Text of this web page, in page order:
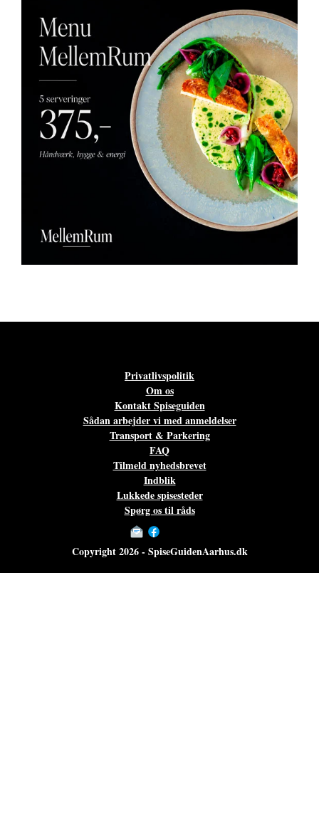
Privatlivspolitik
Om os
Kontakt Spiseguiden
Sådan arbejder vi med anmeldelser
Transport & Parkering
FAQ
Tilmeld nyhedsbrevet
Indblik
Lukkede spisesteder
Spørg os til råds
Copyright 2026 - SpiseGuidenAarhus.dk